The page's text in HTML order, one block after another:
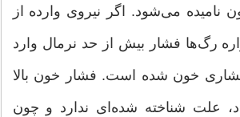
می‌شود. اگر نیروی وارده از
رگ‌ها فشار بیش از حد نرمال وارد
خون شده است. فشار خون بالا
افراد، علت شناخته شده‌ای ندارد و چون